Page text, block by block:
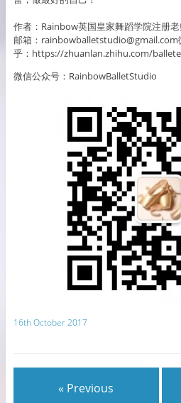
作者：Rainbow英国皇家舞蹈学院注册
邮箱：rainbowballetstudio@gmail.com
乎：https://zhuanlan.zhihu.com/
微信公众号：RainbowBalletStudio
16th October 2017
« Previous